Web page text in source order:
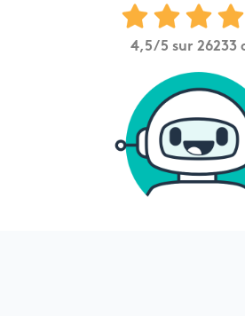
4,5/5 sur 26233